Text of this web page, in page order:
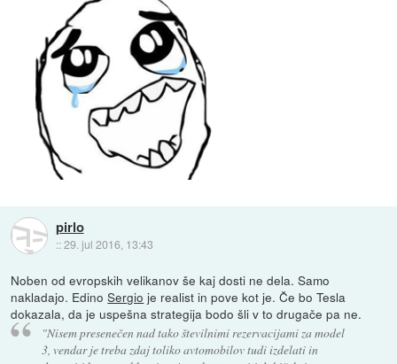
pirlo
::29. jul 2016, 13:43
Noben od evropskih velikanov še kaj dosti ne dela. Samo
nakladajo. EdinoSergio je realist in pove kot je. Če bo Tesla
dokazala, da je uspešna strategija bodo šli v to drugače pa ne.
"Nisem presenečen nad tako številnimi rezervacijami za model
3, vendar je treba zdaj toliko avtomobilov tudi izdelati in